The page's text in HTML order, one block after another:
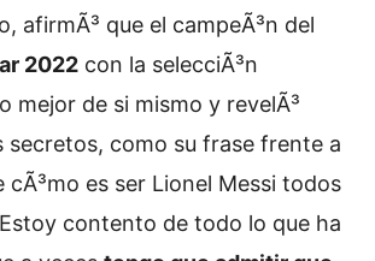
afirmÃ³ que el campeÃ³n del
2022 con la selecciÃ³n
mejor de si mismo y revelÃ³
secretos, como su frase frente a
cÃ³mo es ser Lionel Messi todos
contento de todo lo que ha